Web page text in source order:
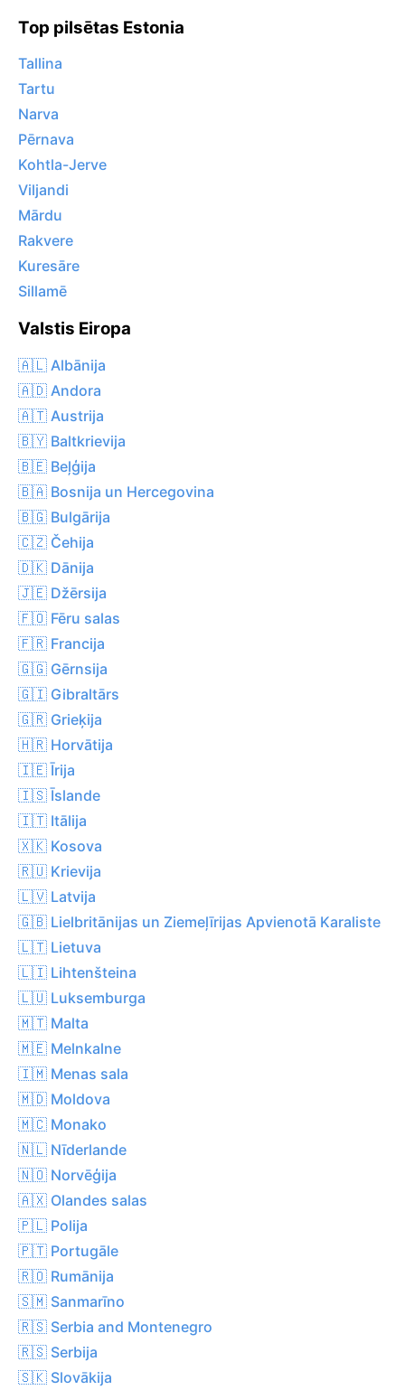
Top pilsētas Estonia
Tallina
Tartu
Narva
Pērnava
Kohtla-Jerve
Viljandi
Mārdu
Rakvere
Kuresāre
Sillamē
Valstis Eiropa
🇦🇱 Albānija
🇦🇩 Andora
🇦🇹 Austrija
🇧🇾 Baltkrievija
🇧🇪 Beļģija
🇧🇦 Bosnija un Hercegovina
🇧🇬 Bulgārija
🇨🇿 Čehija
🇩🇰 Dānija
🇯🇪 Džērsija
🇫🇴 Fēru salas
🇫🇷 Francija
🇬🇬 Gērnsija
🇬🇮 Gibraltārs
🇬🇷 Grieķija
🇭🇷 Horvātija
🇮🇪 Īrija
🇮🇸 Īslande
🇮🇹 Itālija
🇽🇰 Kosova
🇷🇺 Krievija
🇱🇻 Latvija
🇬🇧 Lielbritānijas un Ziemeļīrijas Apvienotā Karaliste
🇱🇹 Lietuva
🇱🇮 Lihtenšteina
🇱🇺 Luksemburga
🇲🇹 Malta
🇲🇪 Melnkalne
🇮🇲 Menas sala
🇲🇩 Moldova
🇲🇨 Monako
🇳🇱 Nīderlande
🇳🇴 Norvēģija
🇦🇽 Olandes salas
🇵🇱 Polija
🇵🇹 Portugāle
🇷🇴 Rumānija
🇸🇲 Sanmarīno
🇷🇸 Serbia and Montenegro
🇷🇸 Serbija
🇸🇰 Slovākija